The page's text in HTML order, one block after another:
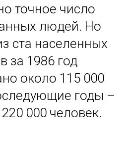
точное число
людей. Но
ста населенных
за 1986 год
около 115 000
годы –
000 человек.